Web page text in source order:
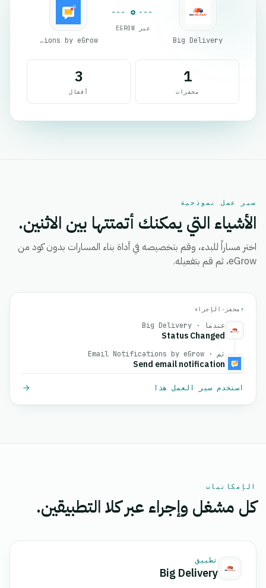
Big Delivery
عبر EGROW
Email Notifications by eGrow
1
محفزات
3
أفعال
سير عمل نموذجية
الأشياء التي يمكنك أتمتتها بين الاثنين.
اختر مساراً للبدء، وقم بتخصيصه في أداة بناء المسارات بدون كود من
eGrow، ثم قم بتفعيله.
⚡ محفز →الإجراء
عندما · Big Delivery
Status Changed
ثم · Email Notifications by eGrow
Send email notification
استخدم سير العمل هذا
الإمكانيات
كل مشغل وإجراء عبر كلا التطبيقين.
تطبيق
Big Delivery